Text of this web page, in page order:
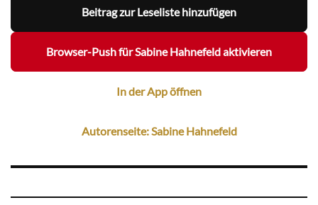
Beitrag zur Leseliste hinzufügen
Browser-Push für Sabine Hahnefeld aktivieren
In der App öffnen
Autorenseite: Sabine Hahnefeld